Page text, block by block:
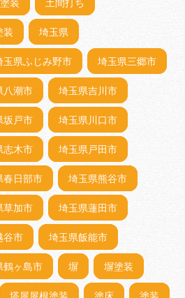
装 土間打ち
装 埼玉県
玉県ふじみ野市 埼玉県三郷市
八潮市 埼玉県吉川市
坂戸市 埼玉県川口市
志木市 埼玉県戸田市
春日部市 埼玉県熊谷市
草加市 埼玉県蓮田市
谷市 埼玉県飯能市
鶴ヶ島市 塀 塀塗装